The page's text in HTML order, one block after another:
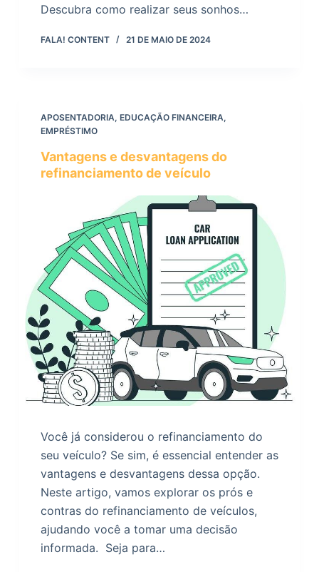
Descubra como realizar seus sonhos…
FALA! CONTENT 21 DE MAIO DE 2024
APOSENTADORIA, EDUCAÇÃO FINANCEIRA,
EMPRÉSTIMO
Vantagens e desvantagens do
refinanciamento de veículo
Você já considerou o refinanciamento do
seu veículo? Se sim, é essencial entender as
vantagens e desvantagens dessa opção.
Neste artigo, vamos explorar os prós e
contras do refinanciamento de veículos,
ajudando você a tomar uma decisão
informada. Seja para…